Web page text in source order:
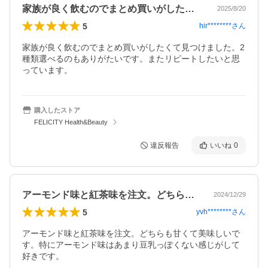
家族が良く飲むのでまとめ買いがしたくて… 2025/8/20
5 hir********さん
家族が良く飲むのでまとめ買いがしたくて見つけました。2
種類選べるのもありがたいです。またリピートしたいと思
っています。
購入したストア
FELICITY Health&Beauty
違反報告 いいね 0
アーモンド味と紅茶味を注文。どちらも甘… 2024/12/29
5 yvh********さん
アーモンド味と紅茶味を注文。どちらも甘くて美味しいで
す。特にアーモンド味はあまり豆乳っぽくない感じがして
好きです。